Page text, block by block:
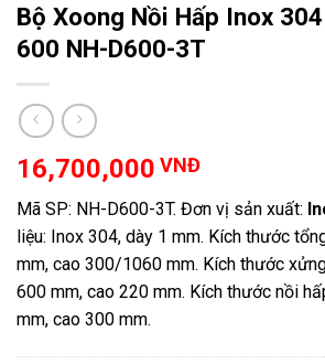
Bộ Xoong Nồi Hấp Inox
600 NH-D600-3T
16,700,000 VNĐ
Mã SP: NH-D600-3T. Đơn vị sản xuất:
liệu: Inox 304, dày 1 mm. Kích thước
mm, cao 300/1060 mm. Kích thước
600 mm, cao 220 mm. Kích thước nồi
mm, cao 300 mm.